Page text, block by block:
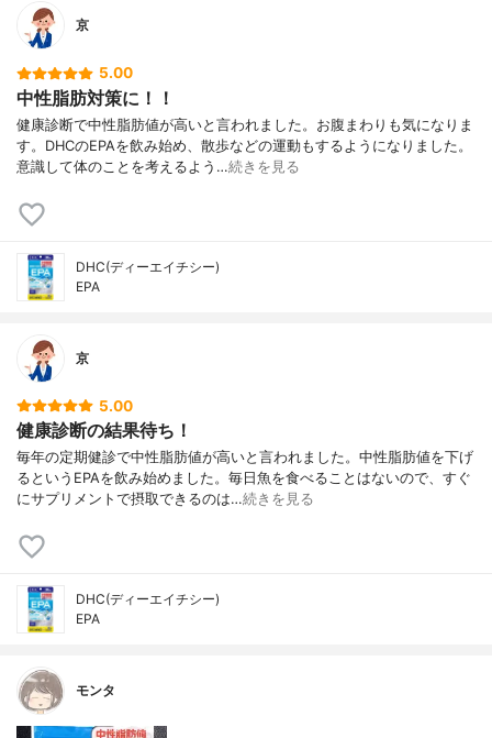
京
5.00
中性脂肪対策に！！
健康診断で中性脂肪値が高いと言われました。お腹まわりも気になりま
す。DHCのEPAを飲み始め、散歩などの運動もするようになりました。
意識して体のことを考えるよう…続きを見る
DHC(ディーエイチシー)
EPA
京
5.00
健康診断の結果待ち！
毎年の定期健診で中性脂肪値が高いと言われました。中性脂肪値を下げ
るというEPAを飲み始めました。毎日魚を食べることはないので、すぐ
にサプリメントで摂取できるのは…続きを見る
DHC(ディーエイチシー)
EPA
モンタ